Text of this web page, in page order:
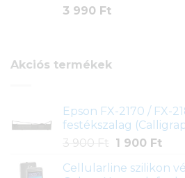
Értékelés
1
3 990 Ft
Akciós termékek
Epson FX-2170 / FX-
festékszalag
3 900 Ft
Original
was:
1 900 Ft
is:
Cellularline szilikon